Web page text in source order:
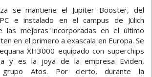
se mantiene el Jupiter Booster, del
e instalado en el campus de Jülich
las mejoras incorporadas en el último
en el primero a exascala en Europa. Se
XH3000 equipado con superchips
y es la joya de la empresa Eviden,
grupo Atos. Por cierto, durante la